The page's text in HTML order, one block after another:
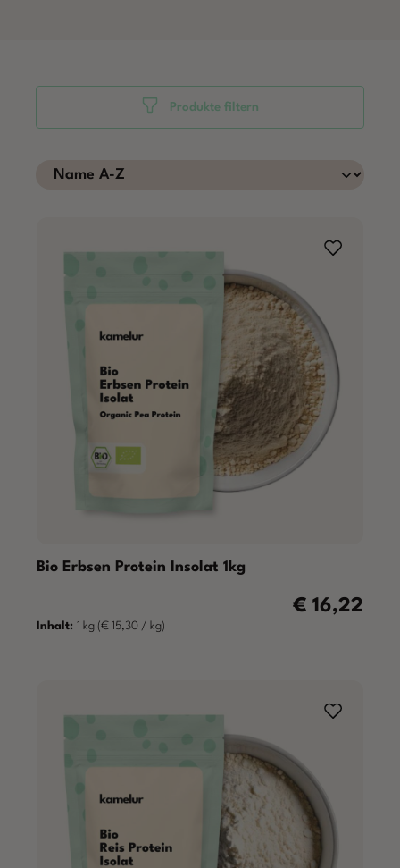
Produkte filtern
Bio Erbsen Protein Insolat 1kg
Regulärer
€ 16,22
Inhalt: 1 kg (€ 15,30 / kg)